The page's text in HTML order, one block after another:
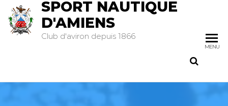
SPORT NAUTIQUE
D'AMIENS
Club d'aviron depuis 1866
MENU